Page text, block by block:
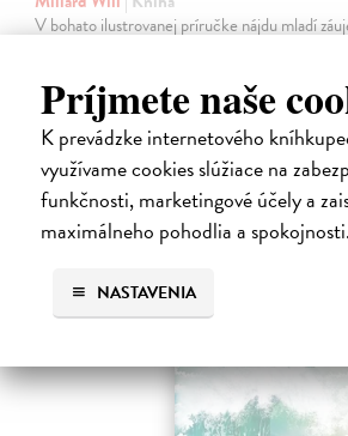
Príjmete naše
K prevádzke internetového
využívame cookies slúžiace na
funkčnosti, marketingové účely a
maximálneho pohodlia a spokojnosti.
NASTAVENIA
V bohato ilustrovanej príručke nájdu mladí
moderátor…
Na sklade
13,90 €
14,95 € ?